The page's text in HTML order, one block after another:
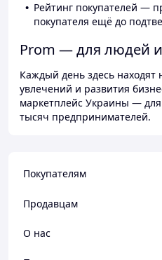
Рейтинг покупателей —
покупателя ещё до
Prom — для людей
Каждый день здесь
увлечений и развития
маркетплейс Украины —
тысяч предпринимателей.
Покупателям
Продавцам
О нас